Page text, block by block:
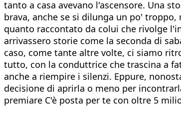
tanto a casa avevano l'ascensore. Una
brava, anche se si dilunga un po'
quanto raccontato da colui che rivolge
arrivassero storie come la seconda di
caso, come tante altre volte, ci siamo
tutto, con la conduttrice che trascina a
anche a riempire i silenzi. Eppure,
decisione di aprirla o meno per
premiare C'è posta per te con oltre 5